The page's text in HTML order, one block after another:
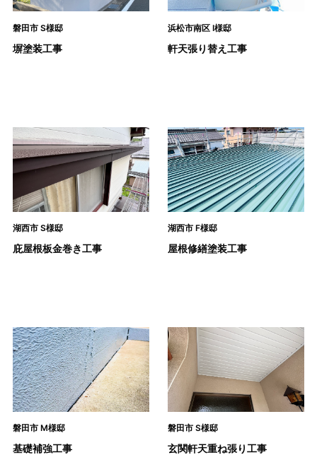
磐田市 S様邸
塀塗装工事
浜松市南区 I様邸
軒天張り替え工事
湖西市 S様邸
庇屋根板金巻き工事
湖西市 F様邸
屋根修繕塗装工事
磐田市 M様邸
基礎補強工事
磐田市 S様邸
玄関軒天重ね張り工事